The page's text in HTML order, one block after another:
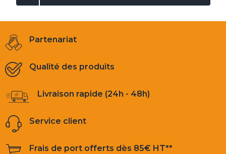
Partenariat
Qualité des produits
Livraison rapide (24h - 48h)
Service client
Frais de port offerts dès 85€ HT**